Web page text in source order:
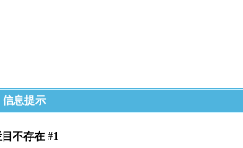
信息提示
不存在 #1